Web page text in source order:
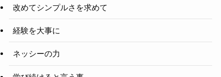
改めてシンプルさを求めて
経験を大事に
ネッシーの力